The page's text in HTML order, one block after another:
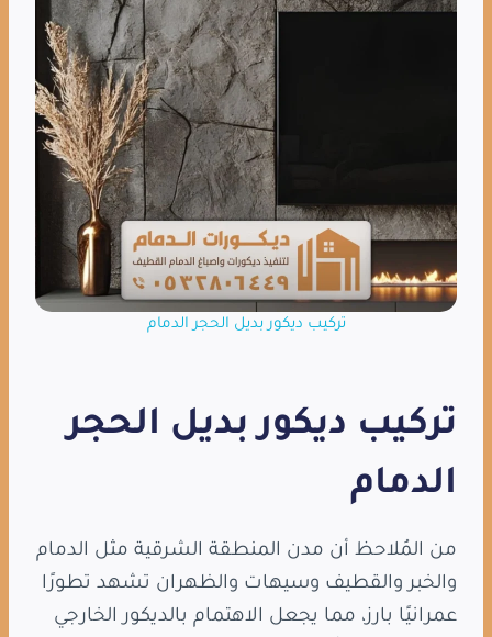
تركيب ديكور بديل الحجر الدمام
تركيب ديكور بديل الحجر
الدمام
من المُلاحظ أن مدن المنطقة الشرقية مثل الدمام
والخبر والقطيف وسيهات والظهران تشهد تطورًا
عمرانيًا بارز، مما يجعل الاهتمام بالديكور الخارجي